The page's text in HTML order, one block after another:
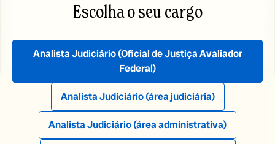
Escolha o seu cargo
Analista Judiciário(Oficial de Justiça Avaliador
Federal)
Analista Judiciário(área judiciária)
Analista Judiciário(área administrativa)